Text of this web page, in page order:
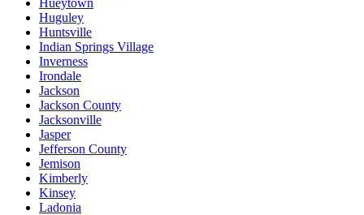
Huguley
Huntsville
Indian Springs Village
Inverness
Irondale
Jackson
Jackson County
Jacksonville
Jasper
Jefferson County
Jemison
Kimberly
Kinsey
Ladonia